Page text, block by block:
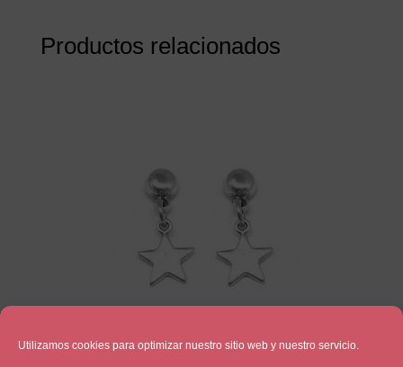
Utilizamos cookies para optimizar nuestro sitio web y nuestro servicio.
Productos relacionados